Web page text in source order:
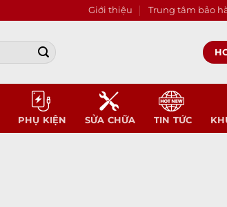
Giới thiệu Trung tâm bảo
PHỤ KIỆN SỬA CHỮA TIN TỨC